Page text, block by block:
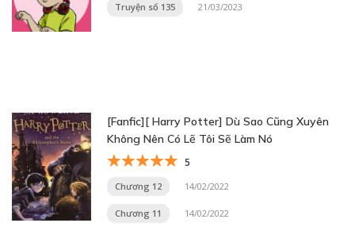
Truyện số 135 21/03/2023
[Fanfic][ Harry Potter] Dù Sao Cũng Xuyên
Không Nên Có Lẽ Tôi Sẽ Làm Nó
5
Chương 12 14/02/2022
Chương 11 14/02/2022